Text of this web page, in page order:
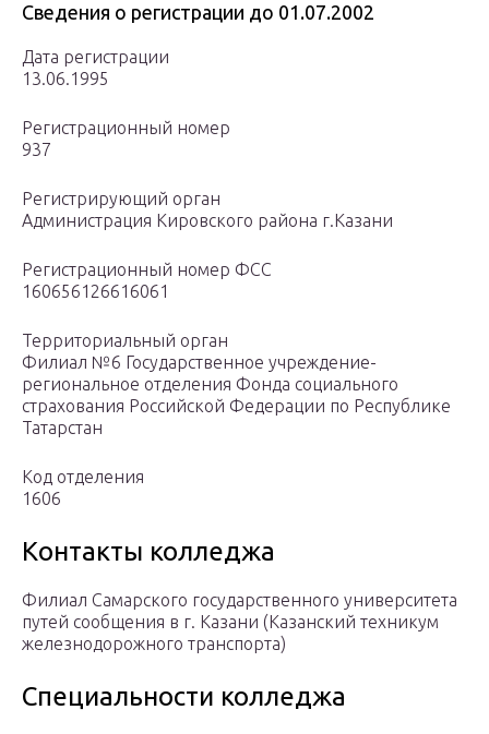
Сведения о регистрации до 01.07.2002
Дата регистрации
13.06.1995
Регистрационный номер
937
Регистрирующий орган
Администрация Кировского района г.Казани
Регистрационный номер ФСС
160656126616061
Территориальный орган
Филиал №6 Государственное учреждение-
региональное отделения Фонда социального
страхования Российской Федерации по Республике
Татарстан
Код отделения
1606
Контакты колледжа
Филиал Самарского государственного университета
путей сообщения в г. Казани (Казанский техникум
железнодорожного транспорта)
Специальности колледжа